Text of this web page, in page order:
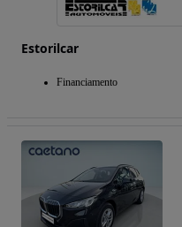
Estorilcar
Financiamento